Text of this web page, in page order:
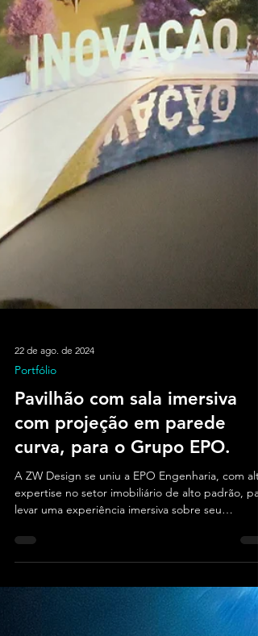
Portfólio
Pavilhão com sala imersiva
com projeção em parede
curva, para o Grupo EPO.
A ZW Design se uniu a EPO Engenharia, com alta
levar uma experiência imersiva sobre seu
compromisso com a comunidade.